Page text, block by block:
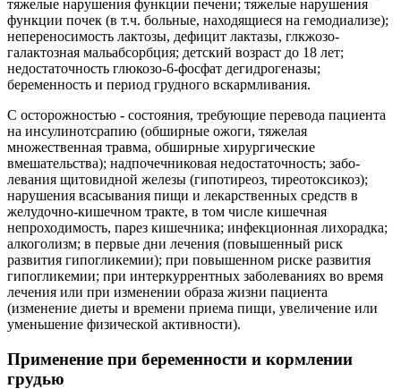
тяжелые нарушения функции печени; тяжелые нарушения
функции почек (в т.ч. больные, находящиеся на гемодиали­зе);
непереносимость лактозы, дефицит лактазы, глкжозо-
галактозная мальабсорбция; детский возраст до 18 лет;
недостаточность глюкозо-6-фосфат дегидрогеназы;
беременность и период грудного вскармливания.
С осторожностью - состояния, требующие перевода пациента
на инсулинотсрапию (обширные ожоги, тяжелая
множественная травма, обширные хирургические
вмешательства); надпочечниковая недостаточность; забо­
левания щитовидной железы (гипотиреоз, тиреотоксикоз);
нарушения всасыва­ния пищи и лекарственных средств в
желудочно-кишечном тракте, в том числе кишечная
непроходимость, парез кишеч­ника; инфекционная лихорадка;
алкого­лизм; в первые дни лечения (повышен­ный риск
развития гипогликемии); при повышенном риске развития
гипогликемии; при интеркуррентных заболеваниях во время
лечения или при изменении образа жизни пациента
(изменение диеты и времени приема пищи, увеличение или
уменьше­ние физической активности).
Применение при беременности и кормлении
грудью